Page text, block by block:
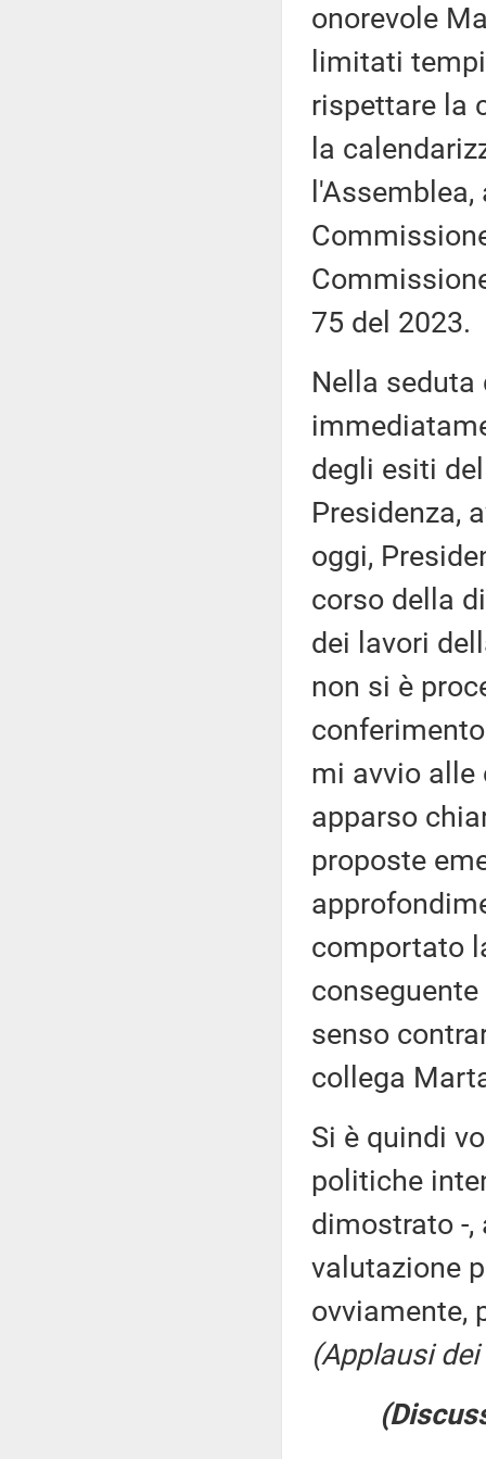
onorevole
limitati
rispettare la
la
75 del 2023.
Nella
degli esiti
Presidenza,
oggi,
corso della
dei lavori
non si è
mi avvio alle
apparso
proposte
comportato
senso
collega
Si è quindi
politiche
dimostrato -,
valutazione
ovviamente,
(Applausi